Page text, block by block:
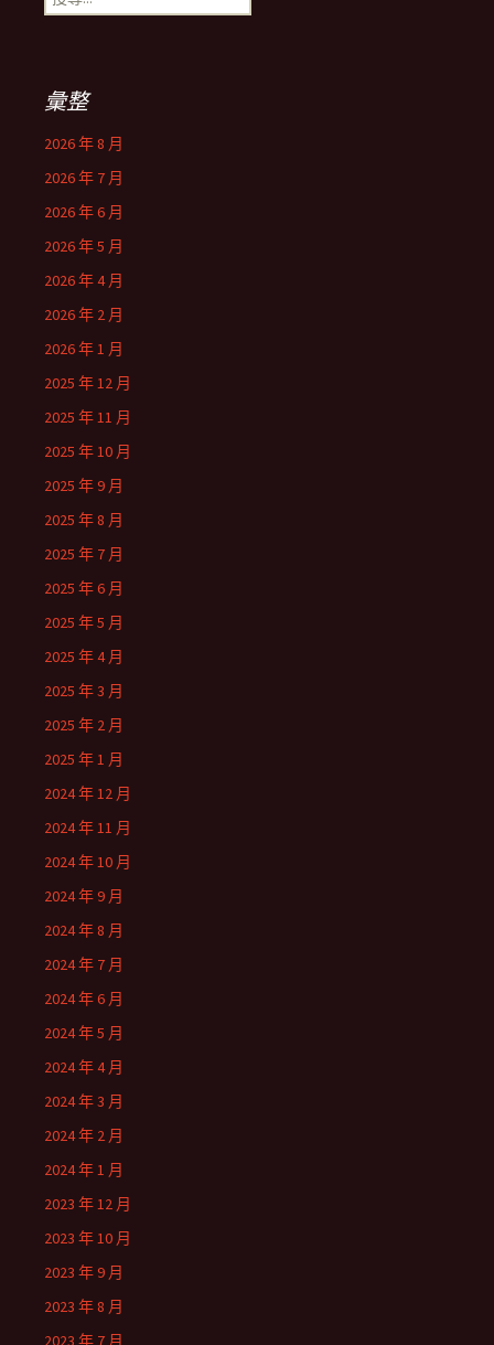
尋
彙整
2026 年 8 月
2026 年 7 月
2026 年 6 月
2026 年 5 月
2026 年 4 月
2026 年 2 月
2026 年 1 月
2025 年 12 月
2025 年 11 月
2025 年 10 月
2025 年 9 月
2025 年 8 月
2025 年 7 月
2025 年 6 月
2025 年 5 月
2025 年 4 月
2025 年 3 月
2025 年 2 月
2025 年 1 月
2024 年 12 月
2024 年 11 月
2024 年 10 月
2024 年 9 月
2024 年 8 月
2024 年 7 月
2024 年 6 月
2024 年 5 月
2024 年 4 月
2024 年 3 月
2024 年 2 月
2024 年 1 月
2023 年 12 月
2023 年 10 月
2023 年 9 月
2023 年 8 月
2023 年 7 月